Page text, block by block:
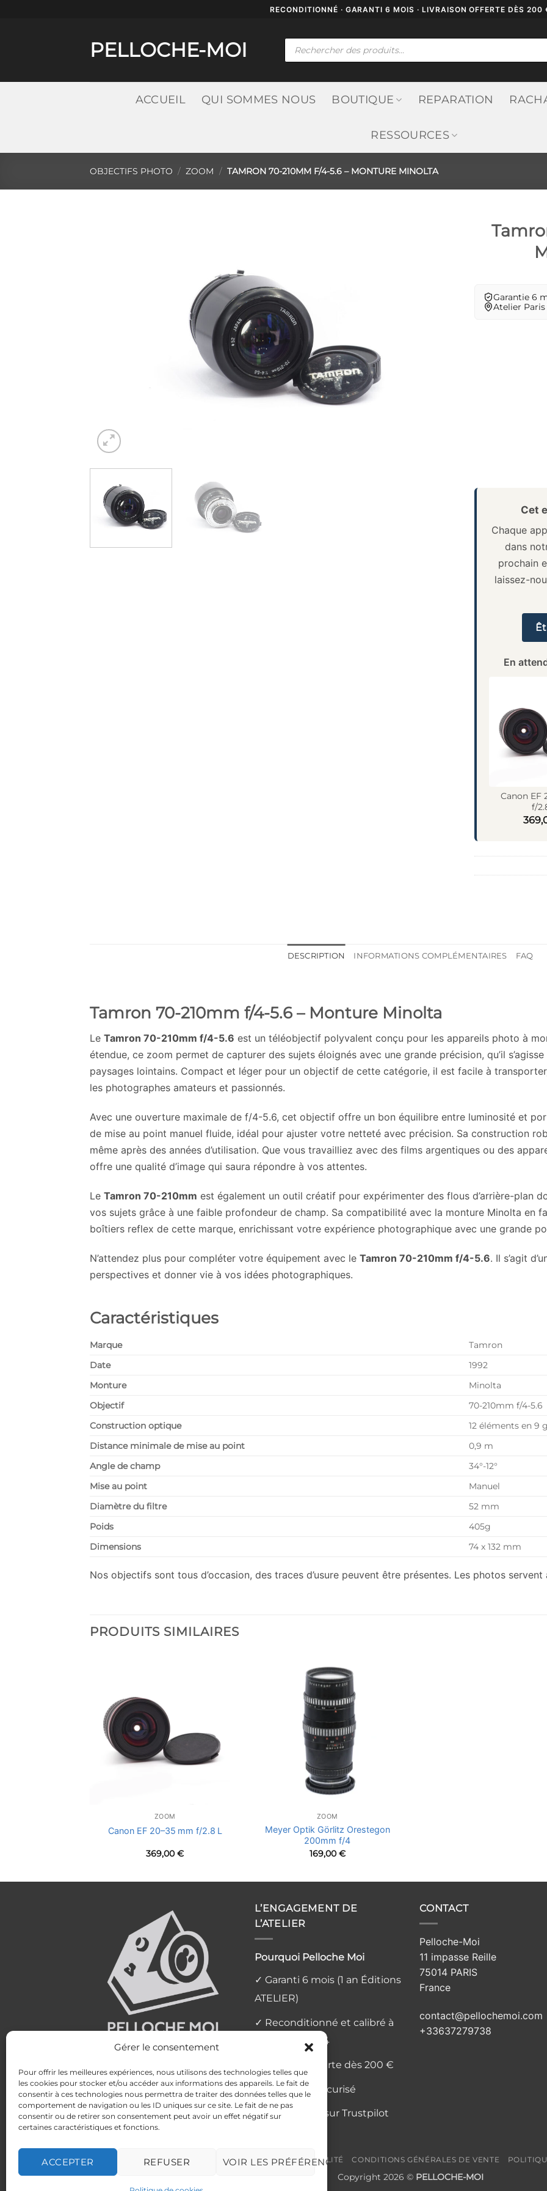
Gérer le consentement
Pour offrir les meilleures expériences, nous utilisons des technologies telles que
les cookies pour stocker et/ou accéder aux informations des appareils. Le fait de
consentir à ces technologies nous permettra de traiter des données telles que le
comportement de navigation ou les ID uniques sur ce site. Le fait de ne pas
consentir ou de retirer son consentement peut avoir un effet négatif sur
certaines caractéristiques et fonctions.
ACCEPTER REFUSER VOIR LES PRÉFÉRENCES
RECONDITIONNÉ · GARANTI 6 MOIS · LIVRAISON OFFERTE DÈS 200
PELLOCHE-MOI
Recherche
ACCUEIL QUI SOMMES NOUS BOUTIQUE REPARATION
RESSOURCES
OBJECTIFS PHOTO / ZOOM / TAMRON 70-210MM F/4-5.6 – MONTURE MINOLTA
Garantie 6
Atelier Paris
Cet
Chaque
dans
prochain
laissez-
En
Canon EF
f/
DESCRIPTION INFORMATIONS COMPLÉMENTAIRES FAQ
Tamron 70-210mm f/4-5.6 – Monture Minolta
Le Tamron 70-210mm f/4-5.6 est un téléobjectif polyvalent conçu pour les appareils photo à
étendue, ce zoom permet de capturer des sujets éloignés avec une grande précision, qu’il
paysages lointains. Compact et léger pour un objectif de cette catégorie, il est facile à
les photographes amateurs et passionnés.
Avec une ouverture maximale de f/4-5.6, cet objectif offre un bon équilibre entre luminosité et
de mise au point manuel fluide, idéal pour ajuster votre netteté avec précision. Sa construction
même après des années d’utilisation. Que vous travailliez avec des films argentiques ou des
offre une qualité d’image qui saura répondre à vos attentes.
Le Tamron 70-210mm est également un outil créatif pour expérimenter des flous d’arrière-plan
vos sujets grâce à une faible profondeur de champ. Sa compatibilité avec la monture Minolta en
boîtiers reflex de cette marque, enrichissant votre expérience photographique avec une grande
N’attendez plus pour compléter votre équipement avec le Tamron 70-210mm f/4-5.6. Il s’agit
perspectives et donner vie à vos idées photographiques.
Caractéristiques
Marque
Tamron
Date
1992
Monture
Minolta
Objectif
70-210mm f/4-5.6
Construction optique
12 éléments en 9
Distance minimale de mise au point
0,9 m
Angle de champ
34°-12°
Mise au point
Manuel
Diamètre du filtre
52 mm
Poids
405g
Dimensions
74 x 132 mm
Nos objectifs sont tous d’occasion, des traces d’usure peuvent être présentes. Les photos servent
PRODUITS SIMILAIRES
ZOOM
Canon EF 20–35 mm f/2.8 L
369,00€
ZOOM
Meyer Optik Görlitz Orestegon
200mm f/4
169,00€
L’ENGAGEMENT DE
L’ATELIER
Pourquoi Pelloche Moi
✓ Garanti 6 mois (1 an Éditions
ATELIER)
✓ Reconditionné et calibré à
l'atelier, Paris 14
✓ Livraison offerte dès 200 €
✓ Paiement sécurisé
✓ Avis vérifiés sur Trustpilot
CONTACT
Pelloche-Moi
11 impasse Reille
75014 PARIS
France
contact@pellochemoi.com
+33637279738
MENTIONS LÉGALES POLITIQUE DE CONFIDENTIALITÉ CONDITIONS GÉNÉRALES DE VENTE
Copyright 2026 © PELLOCHE-MOI